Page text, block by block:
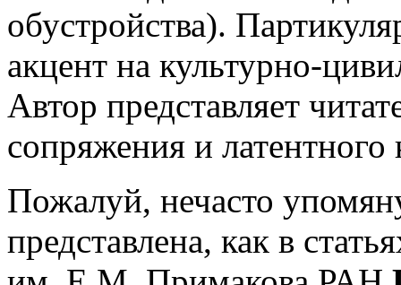
обустройства).
акцент на культурно-
Автор представляет
сопряжения и
Пожалуй, нечасто
представлена, как в